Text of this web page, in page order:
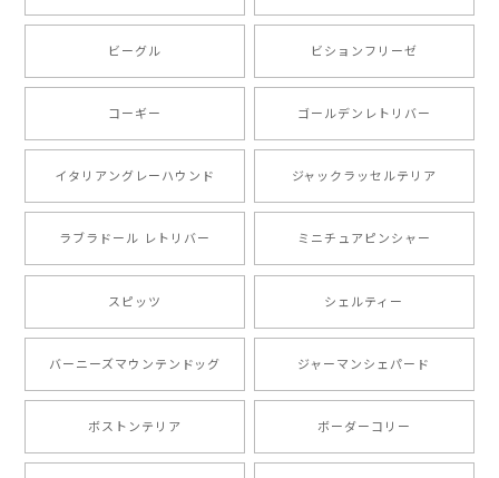
2024/10/28
注文受領連絡が無かったのでハラハラしましたが… 可
愛い商品が届きました！大満足です♪
【 自然に囲まれた ポメラニアン 】マグカップ 犬 ペット うちの子 犬グッズ ギフト プレゼント 母の日
とても可愛かったです。６月にももが（17歳）で亡くな
りまして、元気な時の顔がそっくりだったので、注文し
ました。ありがとうございました。
ビーグル ビションフリーゼ
コーギー ゴールデンレトリバー
イタリアングレーハウンド ジャックラッセルテリア
ラブラドール レトリバー ミニチュアピンシャー
スピッツ シェルティー
バーニーズマウンテンドッグ ジャーマンシェパード
ボストンテリア ボーダーコリー